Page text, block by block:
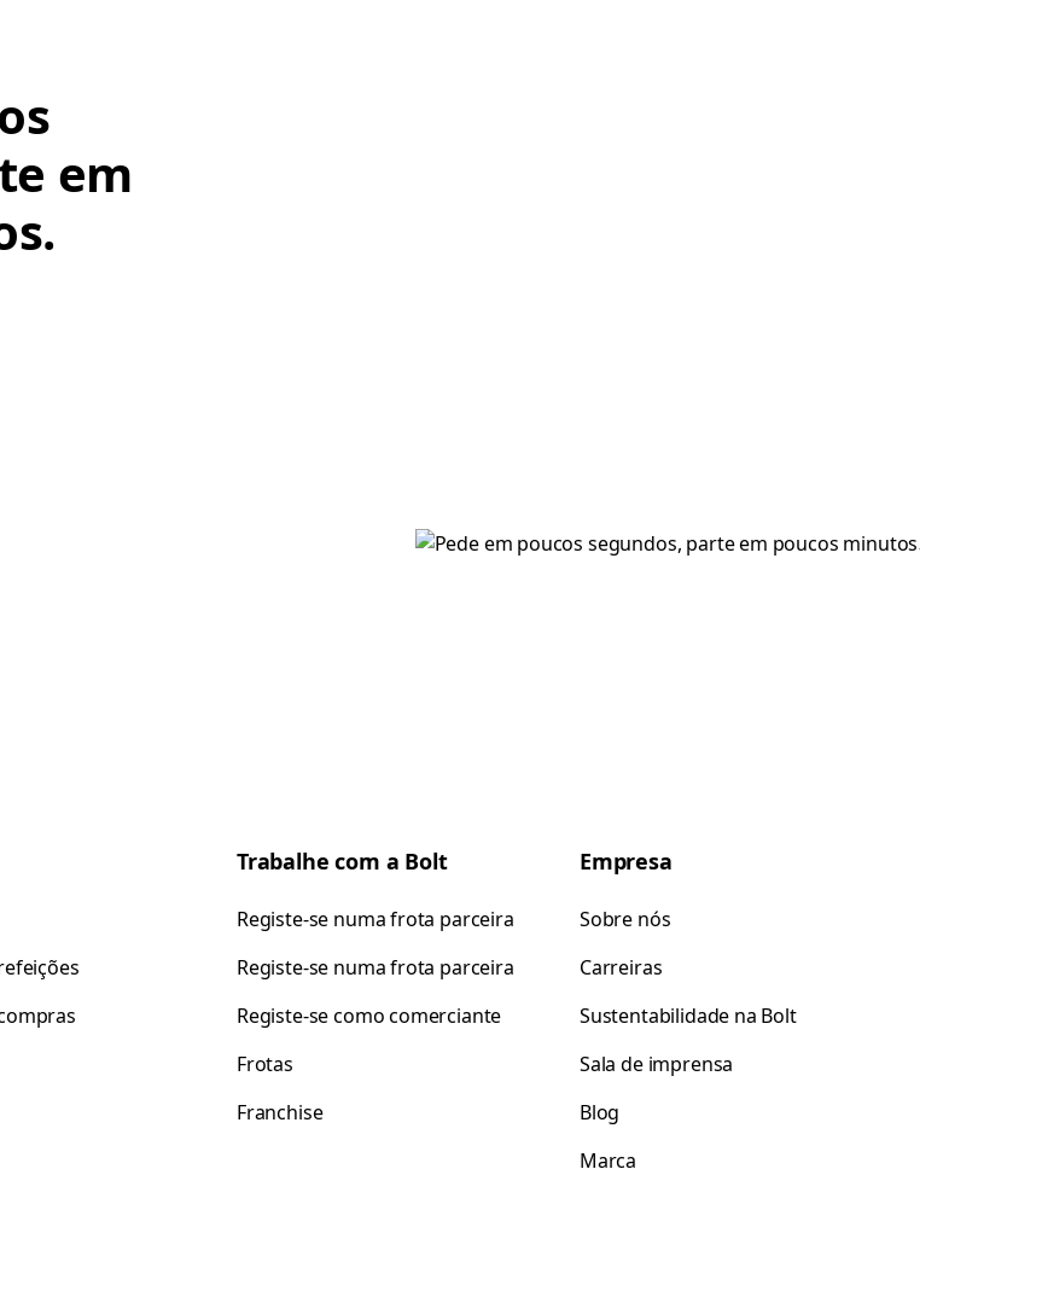
em
Trabalhe com a Bolt
Registe-se numa frota parceira
Registe-se numa frota parceira
Registe-se como comerciante
Frotas
Franchise
Empresa
Sobre nós
Carreiras
Sustentabilidade na Bolt
Sala de imprensa
Blog
Marca